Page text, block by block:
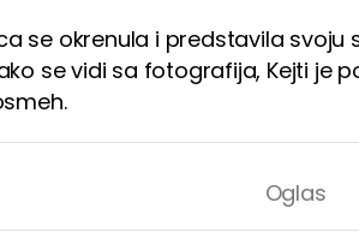
se okrenula i predstavila svoju
se vidi sa fotografija, Kejti je